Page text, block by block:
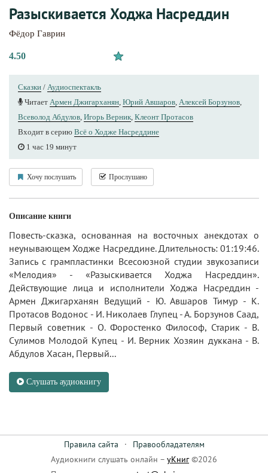
Разыскивается Ходжа Насреддин
Фёдор Гаврин
4.50
Сказки / Аудиоспектакль
Читает Армен Джигарханян, Юрий Авшаров, Алексей Борзунов,
Всеволод Абдулов, Игорь Верник, Клеонт Протасов
Входит в серию Всё о Ходже Насреддине
1 час 19 минут
Хочу послушать Прослушано
Описание книги
Повесть-сказка, основанная на восточных анекдотах о
неунывающем Ходже Насреддине. Длительность: 01:19:46.
Запись с грампластинки Всесоюзной студии звукозаписи
«Мелодия» - «Разыскивается Ходжа Насреддин».
Действующие лица и исполнители Ходжа Насреддин -
Армен Джигарханян Ведущий - Ю. Авшаров Тимур - К.
Протасов Водонос - И. Николаев Глупец - А. Борзунов Саад,
Первый советник - О. Форостенко Философ, Старик - В.
Сулимов Молодой Купец - И. Верник Хозяин дуккана - В.
Абдулов Хасан, Первый...
Слушать аудиокнигу
Правила сайта ·
Правообладателям
Аудиокниги слушать онлайн – уКниг©2026